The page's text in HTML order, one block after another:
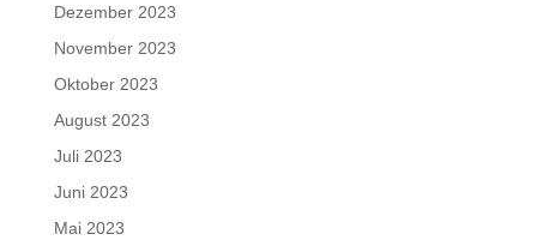
Dezember 2023
November 2023
Oktober 2023
August 2023
Juli 2023
Juni 2023
Mai 2023